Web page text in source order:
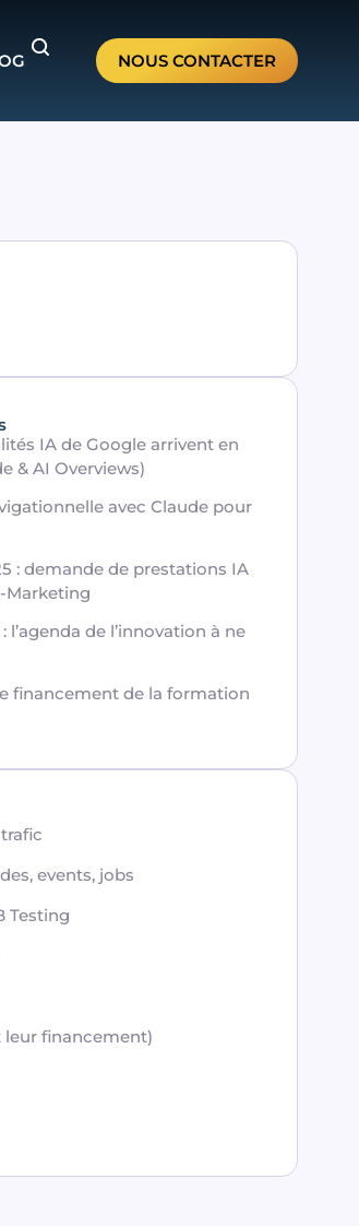
NOUS CONTACTER
IA de Google arrivent en
& AI Overviews)
avec Claude pour
: demande de prestations IA
Marketing
l’agenda de l’innovation à ne
financement de la formation
events, jobs
Testing
financement)